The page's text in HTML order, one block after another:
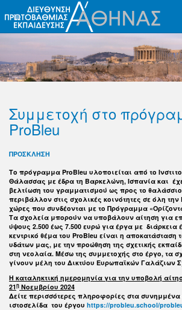
Συμμετοχή στο
ProBleu
ΠΡΟΣΚΛΗΣΗ
Το πρόγραμμα ProBleu υλοποιείται από το
Θάλασσας με έδρα τη Βαρκελώνη, Ισπανία και
βελτίωση του γραμματισμού ως προς το θαλάσσιο
περιβάλλον στις σχολικές κοινότητες σε όλη
χώρες που συνδέονται με το Πρόγραμμα
Τα σχολεία μπορούν να υποβάλουν αίτηση για
ύψους 2.500 έως 7.500 ευρώ για έργα με διάρκεια
κεντρικό θέμα του ProBleu είναι η αποκατάσταση
υδάτων μας, με την προώθηση της σχετικής
στη νεολαία. Μέσω της συμμετοχής στο έργο, τα
γίνουν μέλη του Δικτύου Ευρωπαϊκών Γαλάζιων
Η καταληκτική ημερομηνία για την υποβολή
21η Νοεμβρίου 2024
Δείτε περισσότερες πληροφορίες στα
ιστοσελίδα του έργου https://probleu.school/